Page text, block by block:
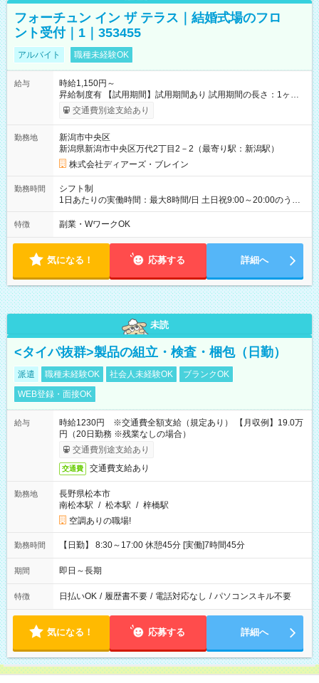
フォーチュン イン ザ テラス｜結婚式場のフロ
ント受付｜1｜353455
アルバイト 職種未経験OK
給与
時給1,150円～
昇給制度有 【試用期間】試用期間あり 試用期間の長さ：1ヶ月
雇用形態、給与は本採用時と同じです。
交通費別途支給あり
勤務地
新潟市中央区
新潟県新潟市中央区万代2丁目2－2（最寄り駅：新潟駅）
株式会社ディアーズ・ブレイン
勤務時間
シフト制
1日あたりの実働時間：最大8時間/日 土日祝9:00～20:00のうち
実働6~8時間 週4~5日のお仕事です 【勤務期間】6ヶ月以上
特徴 副業・WワークOK
気になる！ 応募する 詳細へ
未読
<タイパ抜群>製品の組立・検査・梱包（日勤）
派遣 職種未経験OK 社会人未経験OK
ブランクOK
WEB登録・面接OK
給与
時給1230円 ※交通費全額支給（規定あり） 【月収例】19.0万
円（20日勤務 ※残業なしの場合）
交通費別途支給あり
交通費 交通費支給あり
勤務地
長野県松本市
南松本駅 / 松本駅 / 梓橋駅
空調ありの職場!
勤務時間 【日勤】 8:30～17:00 休憩45分 [実働]7時間45分
期間 即日～長期
特徴 日払いOK / 履歴書不要 / 電話対応なし / パソコンスキル不要
気になる！ 応募する 詳細へ